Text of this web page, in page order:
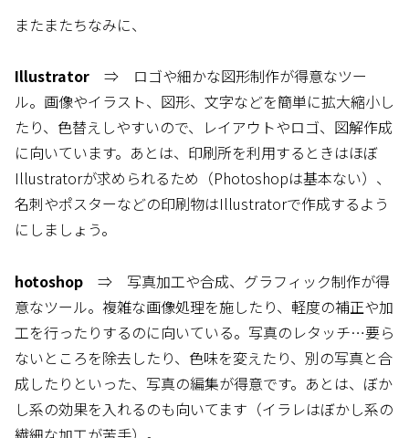
またまたちなみに、
Illustrator ⇒ ロゴや細かな図形制作が得意なツー
ル。画像やイラスト、図形、文字などを簡単に拡大縮小し
たり、色替えしやすいので、レイアウトやロゴ、図解作成
に向いています。あとは、印刷所を利用するときはほぼ
Illustratorが求められるため（Photoshopは基本ない）、
名刺やポスターなどの印刷物はIllustratorで作成するよう
にしましょう。
hotoshop ⇒ 写真加工や合成、グラフィック制作が得
意なツール。複雑な画像処理を施したり、軽度の補正や加
工を行ったりするのに向いている。写真のレタッチ…要ら
ないところを除去したり、色味を変えたり、別の写真と合
成したりといった、写真の編集が得意です。あとは、ぼか
し系の効果を入れるのも向いてます（イラレはぼかし系の